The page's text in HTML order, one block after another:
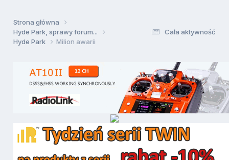
Cała aktywność
Strona główna
Hyde Park, sprawy forum...
Hyde Park
Milion awarii